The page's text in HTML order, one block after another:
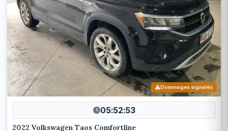
Dommages signalés
05:52:50
2022 Volkswagen Taos Comfortline